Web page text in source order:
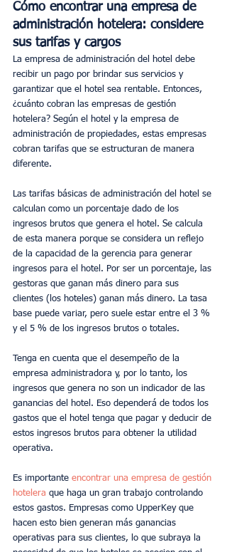
Cómo encontrar una empresa de
administración hotelera: considere
sus tarifas y cargos
La empresa de administración del hotel debe
recibir un pago por brindar sus servicios y
garantizar que el hotel sea rentable. Entonces,
¿cuánto cobran las empresas de gestión
hotelera? Según el hotel y la empresa de
administración de propiedades, estas empresas
cobran tarifas que se estructuran de manera
diferente.
Las tarifas básicas de administración del hotel se
calculan como un porcentaje dado de los
ingresos brutos que genera el hotel. Se calcula
de esta manera porque se considera un reflejo
de la capacidad de la gerencia para generar
ingresos para el hotel. Por ser un porcentaje, las
gestoras que ganan más dinero para sus
clientes (los hoteles) ganan más dinero. La tasa
base puede variar, pero suele estar entre el 3 %
y el 5 % de los ingresos brutos o totales.
Tenga en cuenta que el desempeño de la
empresa administradora y, por lo tanto, los
ingresos que genera no son un indicador de las
ganancias del hotel. Eso dependerá de todos los
gastos que el hotel tenga que pagar y deducir de
estos ingresos brutos para obtener la utilidad
operativa.
Es importante encontrar una empresa de gestión
hotelera que haga un gran trabajo controlando
estos gastos. Empresas como UpperKey que
hacen esto bien generan más ganancias
operativas para sus clientes, lo que subraya la